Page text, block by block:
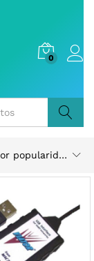
0
Ordenar por popularidad